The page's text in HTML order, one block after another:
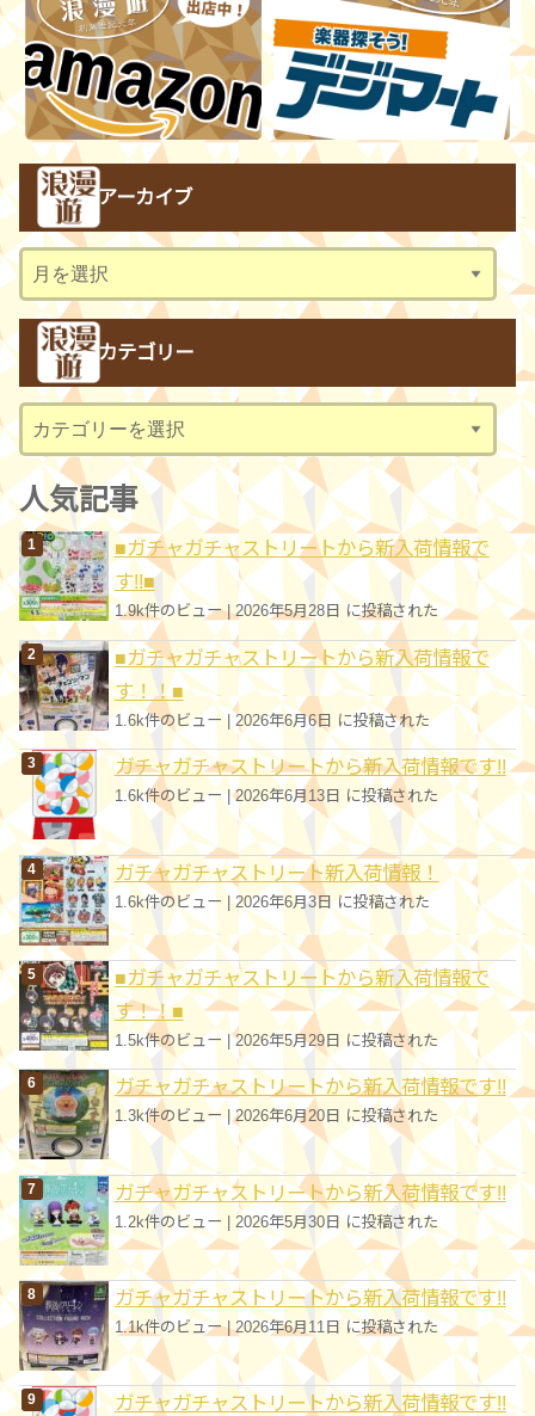
アーカイブ
ア
ー
カ
カテゴリー
カ
テ
ゴ
リ
ー
人気記事
■ガチャガチャストリートから新入荷情報で
す!!■
1.9k件のビュー|2026年5月28日 に投稿された
■ガチャガチャストリートから新入荷情報で
す！！■
1.6k件のビュー | 2026年6月6日 に投稿された
ガチャガチャストリートから新入荷情報です!!
1.6k件のビュー|2026年6月13日 に投稿された
ガチャガチャストリート新入荷情報！
1.6k件のビュー |2026年6月3日 に投稿された
■ガチャガチャストリートから新入荷情報で
す！！■
1.5k件のビュー|2026年5月29日 に投稿された
ガチャガチャストリートから新入荷情報です!!
1.3k件のビュー|2026年6月20日 に投稿された
ガチャガチャストリートから新入荷情報です!!
1.2k件のビュー | 2026年5月30日 に投稿された
ガチャガチャストリートから新入荷情報です!!
1.1k件のビュー|2026年6月11日 に投稿された
ガチャガチャストリートから新入荷情報です!!